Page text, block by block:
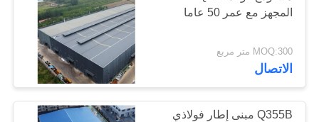
عوارض الفولاذ
الهيكلي
17
المجهز مع عمر 50 عاما
MOQ:300 متر مربع
الاتصال
Q355B مبنى إطار فولاذي